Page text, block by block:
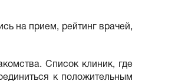
на прием, рейтинг врачей,
Список клиник, где
к положительным